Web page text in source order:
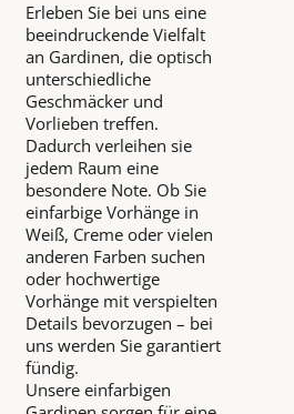
Erleben Sie bei uns eine
beeindruckende Vielfalt
an Gardinen, die optisch
unterschiedliche
Geschmäcker und
Vorlieben treffen.
Dadurch verleihen sie
jedem Raum eine
besondere Note. Ob Sie
einfarbige Vorhänge in
Weiß, Creme oder vielen
anderen Farben suchen
oder hochwertige
Vorhänge mit verspielten
Details bevorzugen – bei
uns werden Sie garantiert
fündig.
Unsere einfarbigen